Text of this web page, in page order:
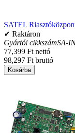
SATEL
✔ Raktáron
Gyártói cikkszámSA-
77,399 Ft nettó
98,297 Ft bruttó
Kosárba